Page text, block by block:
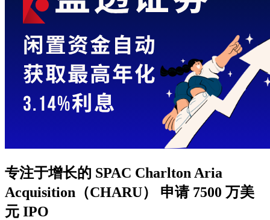
专注于增长的 SPAC Charlton Aria
Acquisition（CHARU） 申请 7500 万美
元 IPO